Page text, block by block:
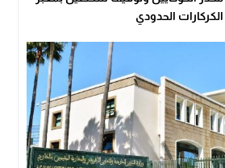
الكركارات الحدودي